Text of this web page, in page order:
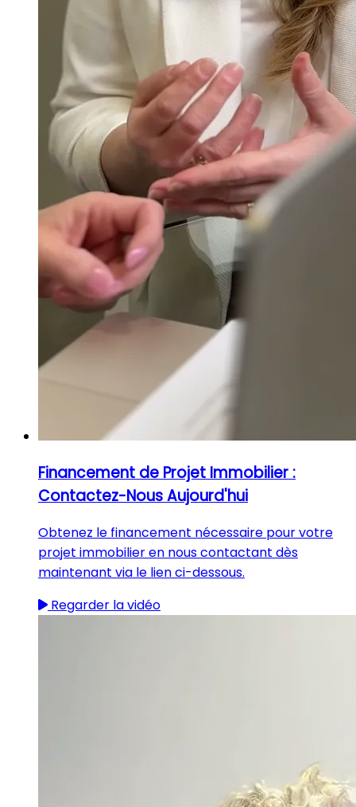
Financement de Projet Immobilier :
Contactez-Nous Aujourd'hui
Obtenez le financement nécessaire pour votre
projet immobilier en nous contactant dès
maintenant via le lien ci-dessous.
Regarder la vidéo